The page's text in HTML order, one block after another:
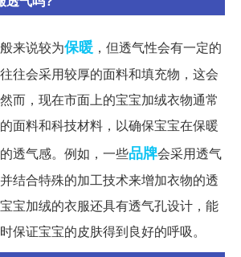
来说较为保暖 ，但透气性会有一定的
往会采用较厚的面料和填充物，这会
而，现在市面上的宝宝加绒衣物通常
面料和科技材料，以确保宝宝在保暖
透气感。例如，一些品牌会采用透气
结合特殊的加工技术来增加衣物的透
宝加绒的衣服还具有透气孔设计，能
保证宝宝的皮肤得到良好的呼吸。